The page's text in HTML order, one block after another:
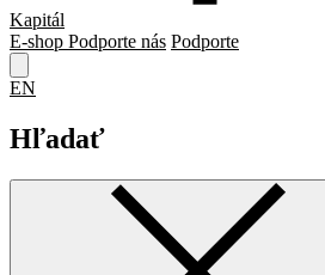
Kapitál
E-shop Podporte nás Podporte
EN
Hľadať